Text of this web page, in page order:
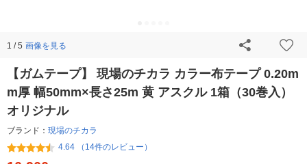
1 / 5 画像を見る
【ガムテープ】 現場のチカラ カラー布テープ 0.20m
m厚 幅50mm×長さ25m 黄 アスクル 1箱（30巻入）
オリジナル
ブランド： 現場のチカラ
4.64 （14件のレビュー）